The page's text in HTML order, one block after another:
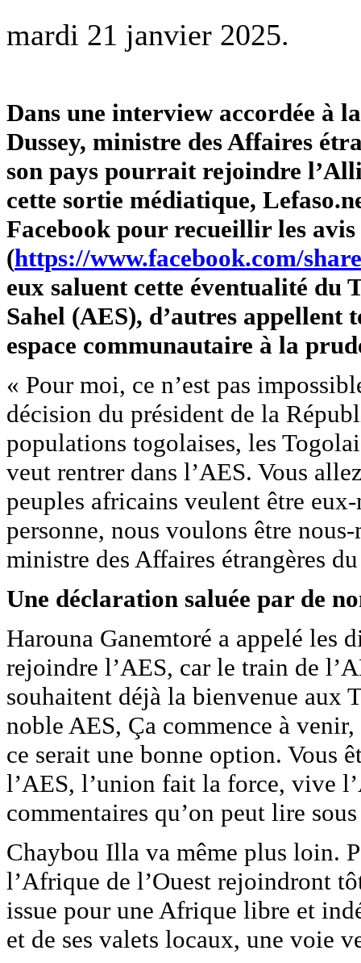
mardi 21 janvier 2025.
Dans une interview accordée à
Dussey, ministre des Affaires
son pays pourrait rejoindre
cette sortie médiatique,
Facebook pour recueillir les avis
(https://www.facebook.com/
eux saluent cette éventualité du
Sahel (AES), d’autres appellent
espace communautaire à la
« Pour moi, ce n’est pas
décision du président de la
populations togolaises, les
veut rentrer dans l’AES. Vous
peuples africains veulent être
personne, nous voulons être
ministre des Affaires étrangères
Une déclaration saluée par de
Harouna Ganemtoré a appelé les
rejoindre l’AES, car le train de
souhaitent déjà la bienvenue aux
noble AES, Ça commence à
ce serait une bonne option. Vous
l’AES, l’union fait la force, vive
commentaires qu’on peut lire
Chaybou Illa va même plus loin.
l’Afrique de l’Ouest rejoindront
issue pour une Afrique libre et
et de ses valets locaux, une voie